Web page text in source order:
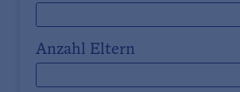
Anzahl Eltern